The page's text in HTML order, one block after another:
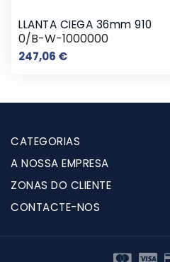
LLANTA CIEGA 36mm 910
0/B-W-1000000
247,06 €Preço
CATEGORIAS
A NOSSA EMPRESA
ZONAS DO CLIENTE
CONTACTE-NOS